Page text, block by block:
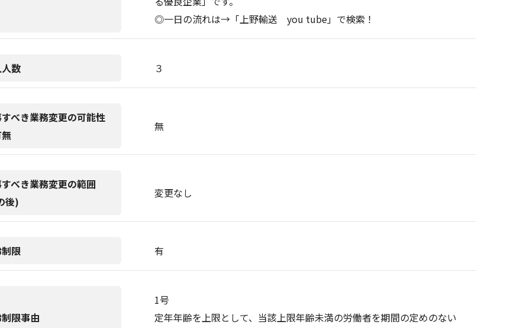
◎一日の流れは→「上野輸送 you tube」で検索！
数 ３
べき業務変更の可能性
無
べき業務変更の範囲
後)
変更なし
限 有
限事由
1号
定年年齢を上限として、当該上限年齢未満の労働者を期間の定めのない